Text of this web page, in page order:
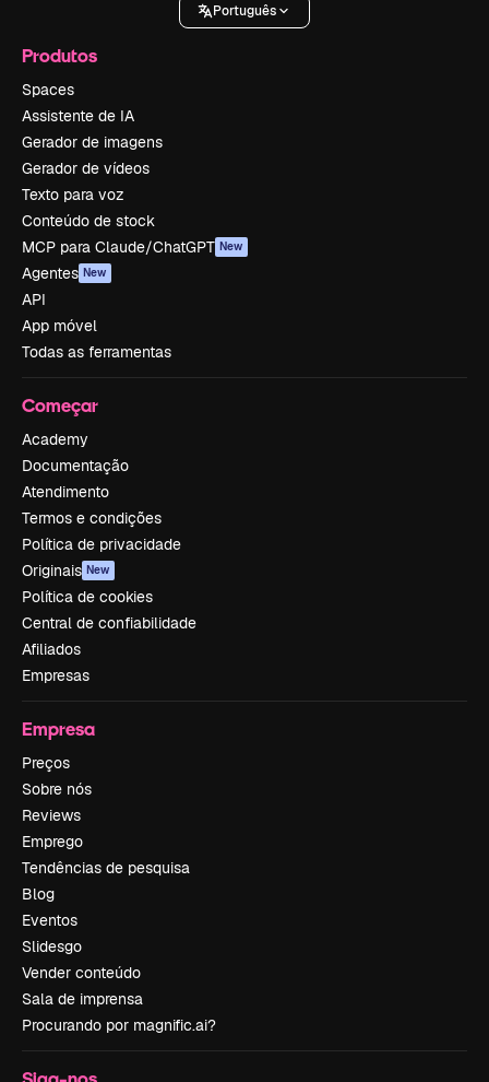
Português
Produtos
Spaces
Assistente de IA
Gerador de imagens
Gerador de vídeos
Texto para voz
Conteúdo de stock
MCP para Claude/ChatGPT New
Agentes New
API
App móvel
Todas as ferramentas
Começar
Academy
Documentação
Atendimento
Termos e condições
Política de privacidade
Originais New
Política de cookies
Central de confiabilidade
Afiliados
Empresas
Empresa
Preços
Sobre nós
Reviews
Emprego
Tendências de pesquisa
Blog
Eventos
Slidesgo
Vender conteúdo
Sala de imprensa
Procurando por magnific.ai?